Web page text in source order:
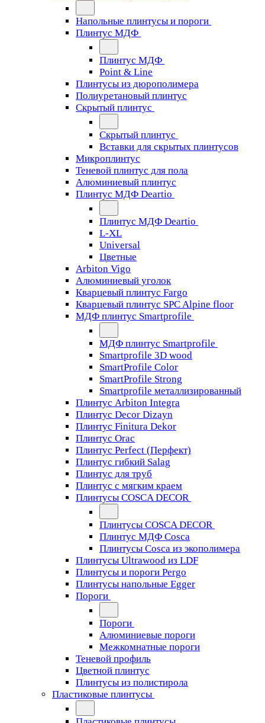
Напольные плинтусы и пороги
Плинтус МДФ
Плинтус МДФ
Point & Line
Плинтусы из дюрополимера
Полиуретановый плинтус
Скрытый плинтус
Скрытый плинтус
Вставки для скрытых плинтусов
Микроплинтус
Теневой плинтус для пола
Алюминиевый плинтус
Плинтус МДФ Deartio
Плинтус МДФ Deartio
L-XL
Universal
Цветные
Arbiton Vigo
Алюминиевый уголок
Кварцевый плинтус Fargo
Кварцевый плинтус SPC Alpine floor
МДФ плинтус Smartprofile
МДФ плинтус Smartprofile
Smartprofile 3D wood
SmartProfile Color
SmartProfile Strong
Smartprofile металлизированный
Плинтус Arbiton Integra
Плинтус Decor Dizayn
Плинтус Finitura Dekor
Плинтус Orac
Плинтус Perfect (Перфект)
Плинтус гибкий Salag
Плинтус для труб
Плинтус с мягким краем
Плинтусы COSCA DECOR
Плинтусы COSCA DECOR
Плинтус МДФ Cosca
Плинтусы Cosca из экополимера
Плинтусы Ultrawood из LDF
Плинтусы и пороги Pergo
Плинтусы напольные Egger
Пороги
Пороги
Алюминиевые пороги
Межкомнатные пороги
Теневой профиль
Цветной плинтус
Плинтусы из полистирола
Пластиковые плинтусы